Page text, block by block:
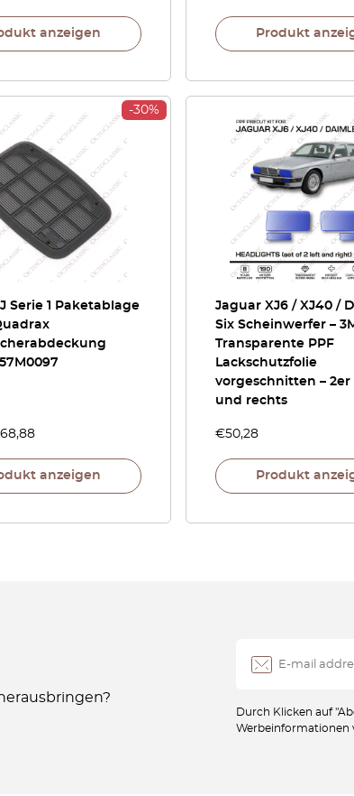
anzeigen Produkt
-30%
Serie 1 Paketablage
68,88
anzeigen
Jaguar XJ6 / XJ40 /
Six Scheinwerfer –
Transparente PPF
Lackschutzfolie
vorgeschnitten – 2er
und rechts
€50,28
Produkt
Durch Klicken auf
Werbeinformationen